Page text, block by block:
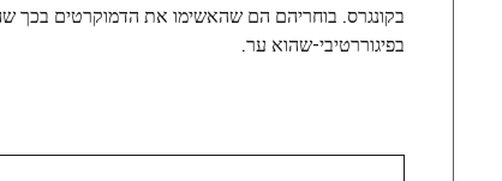
בקונגרס. בוחריהם הם שהאשימו את הדמוקרטים בכך
בפיגוררטיבי-שהוא ער.